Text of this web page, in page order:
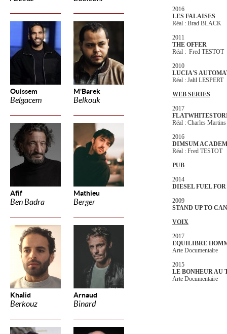
Ouissem
Belgacem
M'Barek
Belkouk
Afif
Ben Badra
Mathieu
Berger
Khalid
Berkouz
Arnaud
Binard
2016
LES FALAISES
Réal : Brad BLACK
2011
THE OFFER
Réal : Fred TESTOT
2010
LUCIA'S
Réal : Jalil LESPERT
WEB SERIES
2017
Réal : Charles Martins
2016
DIMSUM
Réal : Fred TESTOT
PUB
2014
DIESEL FUEL
2009
STAND UP TO
VOIX
2017
EQUILIBRE
Arte Documentaire
2015
LE BONHEUR AU
Arte Documentaire